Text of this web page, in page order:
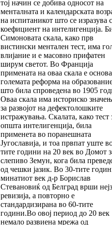
тој начин се добива односот на
менталната и календарската
на испитаникот што се изразува
коефициент на интелигенција.
Симоновата скала, како прв
вистински ментален тест, има
влијание и е масовно прифатен
ширум светот. Во Франција
примената на оваа скала е
големата реформа на
што била спроведена во 1905
Оваа скала има историско
за развојот на дефектолошките
истражувања. Скалата, како тест
општа интелигенција, била
применета во поранешната
Југославија, и тоа првпат уште
тите години на 20 век во Домот
слепиво Земун, кога била
од чешки јазик. Во 30-тите
минатиот век д-р Борислав
Стевановиќ од Белград врши
ревизија, а повторно е
стандардизирана во 60-тите
години.Во овој период до 20 век
немало развиена мрежа од